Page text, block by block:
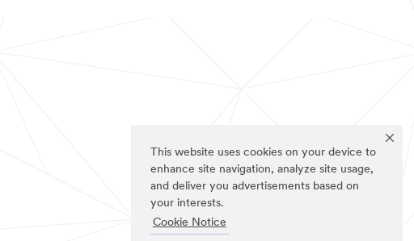
This website uses cookies on your device to
enhance site navigation, analyze site usage,
and deliver you advertisements based on
your interests.
Cookie Notice